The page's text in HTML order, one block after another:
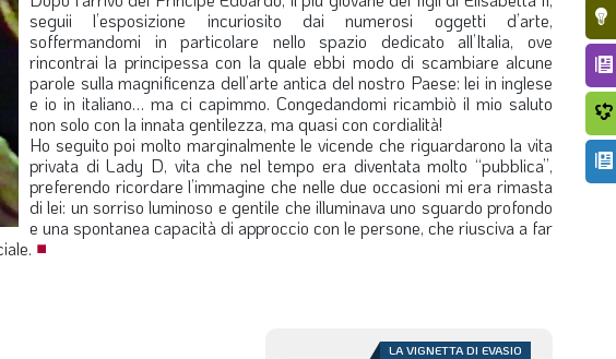
seguii l’esposizione incuriosito dai numerosi oggetti d’arte,
soffermandomi in particolare nello spazio dedicato all’Italia, ove
rincontrai la principessa con la quale ebbi modo di scambiare alcune
parole sulla magnificenza dell’arte antica del nostro Paese: lei in inglese
e io in italiano… ma ci capimmo. Congedandomi ricambiò il mio saluto
non solo con la innata gentilezza, ma quasi con cordialità!
Ho seguito poi molto marginalmente le vicende che riguardarono la vita
privata di Lady D, vita che nel tempo era diventata molto “pubblica”,
preferendo ricordare l’immagine che nelle due occasioni mi era rimasta
di lei: un sorriso luminoso e gentile che illuminava uno sguardo profondo
e una spontanea capacità di approccio con le persone, che riusciva a far
■
LA VIGNETTA DI EVASIO